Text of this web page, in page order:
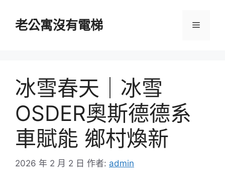
老公寓沒有電梯 選
冰雪春天｜冰雪
OSDER奧斯德德系
車賦能 鄉村煥新
2026 年 2 月 2 日 作者: admin